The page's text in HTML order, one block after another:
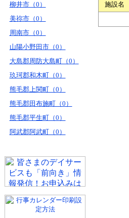
柳井市（0）
美祢市（0）
周南市（0）
山陽小野田市（0）
大島郡周防大島町（0）
玖珂郡和木町（0）
熊毛郡上関町（0）
熊毛郡田布施町（0）
熊毛郡平生町（0）
阿武郡阿武町（0）
施設名